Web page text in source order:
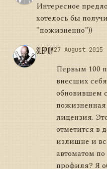
Интересное
хотелось бы
"пожизненно"))
SLEPOY27 August 2015
Первым 100
внесших
обновившем
лицензия.
отметится в
излишне и
автоматом
профиля? Я